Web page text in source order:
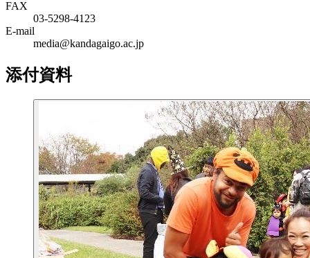
FAX
03-5298-4123
E-mail
media@kandagaigo.ac.jp
添付資料